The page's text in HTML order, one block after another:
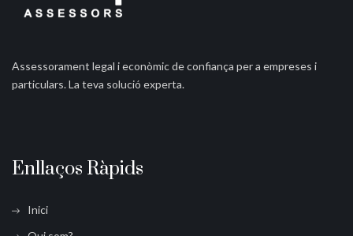
Assessorament legal i econòmic de confiança per a empreses i
particulars. La teva solució experta.
Enllaços Ràpids
Inici